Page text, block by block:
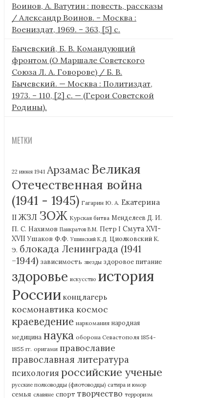
Воинов, А. Ватутин : повесть, рассказы
/ Александр Воинов. – Москва :
Воениздат, 1969. – 363, [5] с.
Бычевский, Б. В. Командующий
фронтом (О Маршале Советского
Союза Л. А. Говорове) / Б. В.
Бычевский. — Москва : Политиздат,
1973. – 110, [2] с. — (Герои Советской
Родины).
МЕТКИ
22 июня 1941 Арзамас Великая
Отечественная война
(1941 - 1945) Гагарин Ю. А. Екатерина
II ЖЗЛ ЗОЖ Курская битва Менделеев Д. И.
П. С. Нахимов Панкратов В.М. Петр I Смута XVI-
XVII Ушаков Ф.Ф. Ушинский К.Д. Циолковский К.
Э. блокада Ленинграда (1941
-1944) зависимость звезды здоровое питание
здоровье искусство история
России концлагерь
космонавтика космос
краеведение наркомания народная
медицина наука оборона Севастополя 1854-
1855 гг. оригами православие
православная литература
психология российские ученые
русские полководцы (флотоводцы) сатира и юмор
семья славяне спорт творчество терроризм